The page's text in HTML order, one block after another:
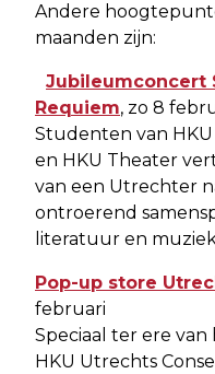
Andere
maanden zijn:
Jubileumconcert
Requiem, zo 8
Studenten van
en HKU Theater
van een Utrechter
ontroerend
literatuur en
Pop-up store
februari
Speciaal ter ere van
HKU Utrechts